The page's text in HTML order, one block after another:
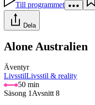
Till programmet
Dela
Alone Australien
Äventyr
LivsstilLivsstil & reality
50 min
Säsong 1 Avsnitt 8